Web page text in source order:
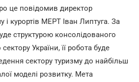
це повідомив директор
і курортів МЕРТ Іван Липтуга. За
структурою консолідованого
України, її робота буде
сектору туризму до найбільш
моделі розвитку. Мета